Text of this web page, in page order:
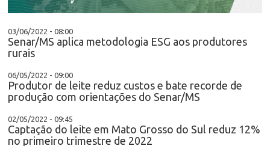
03/06/2022 - 08:00
Senar/MS aplica metodologia ESG aos produtores
rurais
06/05/2022 - 09:00
Produtor de leite reduz custos e bate recorde de
produção com orientações do Senar/MS
02/05/2022 - 09:45
Captação do leite em Mato Grosso do Sul reduz 12%
no primeiro trimestre de 2022